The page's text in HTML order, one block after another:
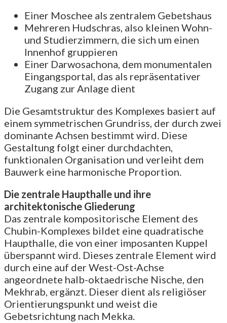
Einer Moschee als zentralem Gebetshaus
Mehreren Hudschras, also kleinen Wohn-
und Studierzimmern, die sich um einen
Innenhof gruppieren
Einer Darwosachona, dem monumentalen
Eingangsportal, das als repräsentativer
Zugang zur Anlage dient
Die Gesamtstruktur des Komplexes basiert auf
einem symmetrischen Grundriss, der durch zwei
dominante Achsen bestimmt wird. Diese
Gestaltung folgt einer durchdachten,
funktionalen Organisation und verleiht dem
Bauwerk eine harmonische Proportion.
Die zentrale Haupthalle und ihre
architektonische Gliederung
Das zentrale kompositorische Element des
Chubin-Komplexes bildet eine quadratische
Haupthalle, die von einer imposanten Kuppel
überspannt wird. Dieses zentrale Element wird
durch eine auf der West-Ost-Achse
angeordnete halb-oktaedrische Nische, den
Mekhrab, ergänzt. Dieser dient als religiöser
Orientierungspunkt und weist die
Gebetsrichtung nach Mekka.